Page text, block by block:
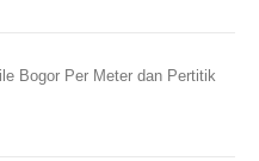
Bogor Per Meter dan Pertitik